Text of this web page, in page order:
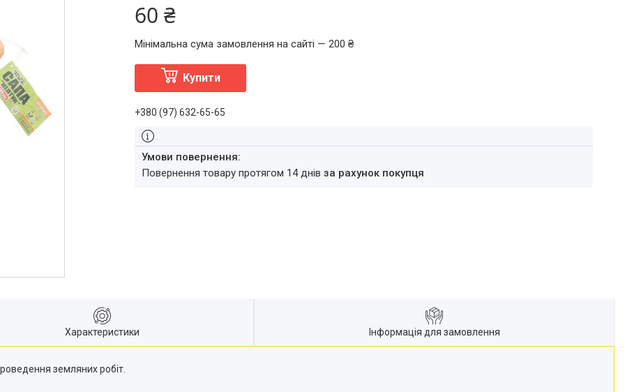
60 ₴
Мінімальна сума замовлення на сайті — 200 ₴
Купити
+380 (97) 632-65-65
повернення товару протягом 14 днівза рахунок покупця
Характеристики Інформація для замовлення
земляних робіт.